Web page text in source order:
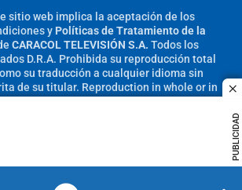
PUBLICIDAD
sitio web implica la aceptación de los
y Políticas de Tratamiento de la
CARACOL TELEVISIÓN S.A. Todos los
D.R.A. Prohibida su reproducción total
su traducción a cualquier idioma sin
de su titular. Reproduction in whole or in